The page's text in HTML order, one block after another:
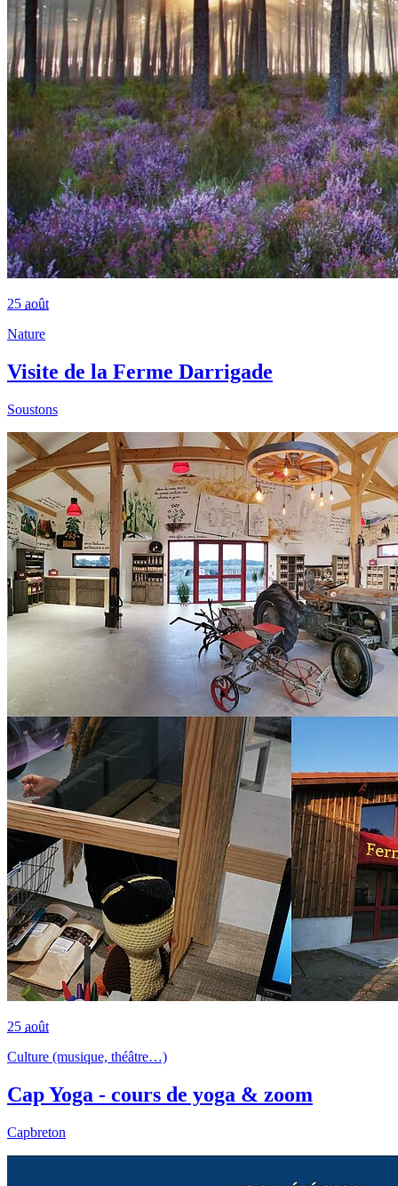
25 août
Nature
Visite de la Ferme Darrigade
Soustons
25 août
Culture (musique, théâtre…)
Cap Yoga - cours de yoga & zoom
Capbreton